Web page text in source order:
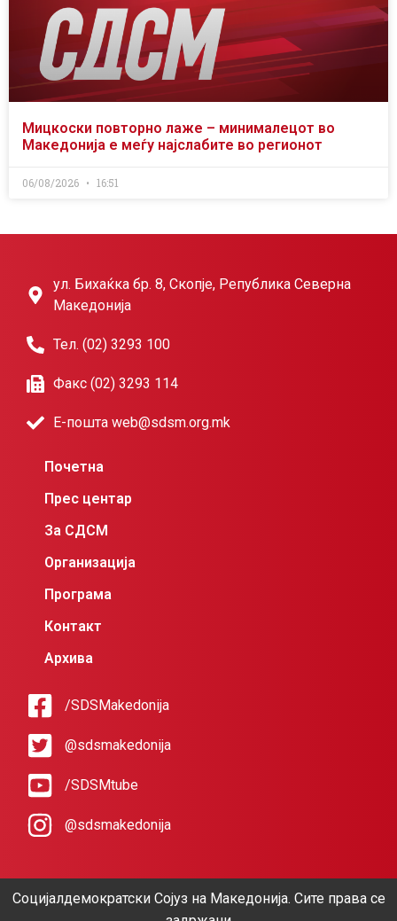
Мицкоски повторно лаже – минималецот во
Македонија е меѓу најслабите во регионот
06/08/2026 16:51
ул. Бихаќка бр. 8, Скопје, Република Северна
Македонија
Тел. (02) 3293 100
Факс (02) 3293 114
Е-пошта web@sdsm.org.mk
Почетна
Прес центар
За СДСМ
Организација
Програма
Контакт
Архива
/SDSMakedonija
@sdsmakedonija
/SDSMtube
@sdsmakedonija
Социјалдемократски Сојуз на Македонија. Сите права се